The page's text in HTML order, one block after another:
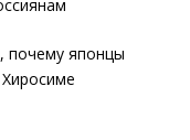
почему японцы